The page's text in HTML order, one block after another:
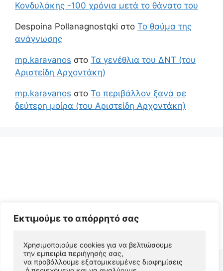
Εκτιμούμε το απόρρητό σας
Χρησιμοποιούμε cookies για να βελτιώσουμε
την εμπειρία περιήγησής σας,
να προβάλλουμε εξατομικευμένες διαφημίσεις
Κονδυλάκης -100 χρόνια μετά το θάνατο του
Despoina Pollanagnostqki στο Το θαύμα της
ανάγνωσης
mp.karavanos στο Τα γενέθλια του ΔΝΤ (του
Αριστείδη Αρχοντάκη)
mp.karavanos στο Το περιβάλλον ξανά σε
δεύτερη μοίρα (του Αριστείδη Αρχοντάκη)
© 2026 Αριστείδης Αρχοντάκης Φυσικός Συγγραφέας